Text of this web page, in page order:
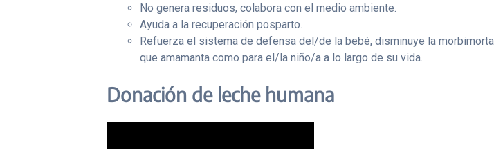
No genera residuos, colabora con el medio ambiente.
Ayuda a la recuperación posparto.
Refuerza el sistema de defensa del/de la bebé, disminuye la
que amamanta como para el/la niño/a a lo largo de su vida.
Donación de leche humana